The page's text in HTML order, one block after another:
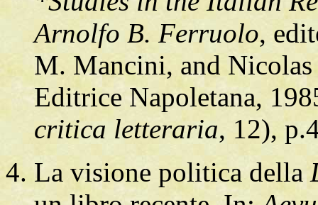
Arnolfo B. Ferruolo,
M. Mancini, and
Editrice Napoletana,
critica letteraria, 12),
La visione politica della